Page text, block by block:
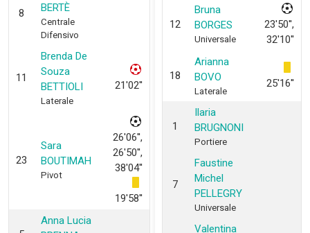
8
BERTÈ
Centrale
Difensivo
11
Brenda De
Souza
BETTIOLI
Laterale
21'02''
23
Sara
BOUTIMAH
Pivot
26'06'',
26'50'',
38'04''
19'58''
Anna Lucia
12
Bruna
BORGES
Universale
23'50'',
32'10''
18
Arianna
BOVO
Laterale
25'16''
1
Ilaria
BRUGNONI
Portiere
7
Faustine
Michel
PELLEGRY
Universale
Valentina